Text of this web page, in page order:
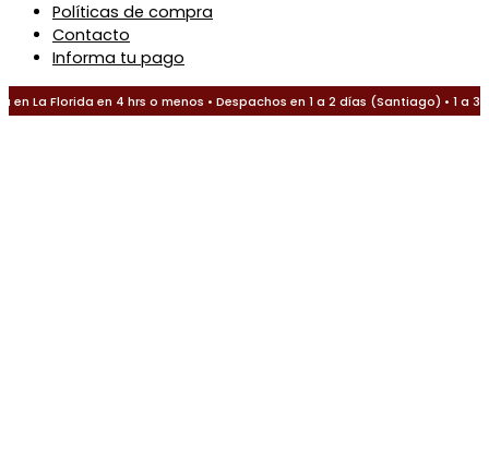
Políticas de compra
Contacto
Informa tu pago
La Florida en 4 hrs o menos • Despachos en 1 a 2 días (Santiago) • 1 a